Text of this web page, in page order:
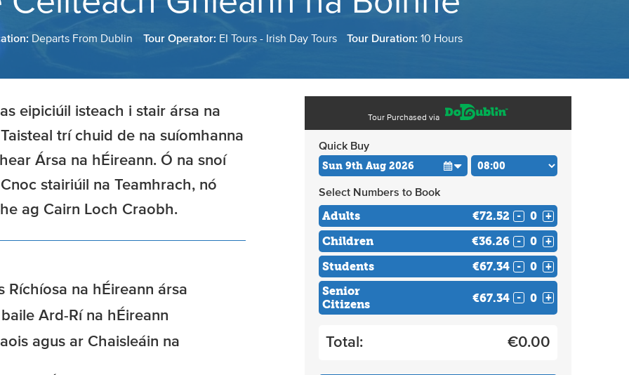
Departs From Dublin Tour Operator: EI Tours - Irish Day Tours Tour Duration:10 Hours
eipiciúil isteach i stair ársa na
trí chuid de na suíomhanna
Ársa na hÉireann. Ó na snoí
stairiúil na Teamhrach, nó
ag Cairn Loch Craobh.
Ríchíosa na hÉireann ársa
Ard-Rí na hÉireann
agus ar Chaisleáin na
Tour Purchased via
Quick Buy
Select Numbers to Book
Adults €72.52 - +
Children €36.26 - +
Students €67.34 - +
Senior
Citizens
€67.34 - +
Total: €0.00